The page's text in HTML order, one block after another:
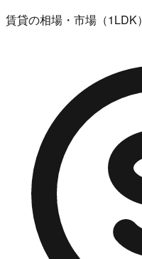
賃貸の相場・市場（1LDK）